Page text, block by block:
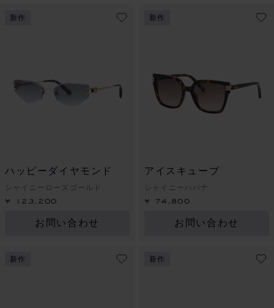
新作
ハッピーダイヤモンド
シャイニーローズゴールド
¥ 123,200
お問い合わせ
新作
アイスキューブ
シャイニーハバナ
¥ 74,800
お問い合わせ
新作 新作